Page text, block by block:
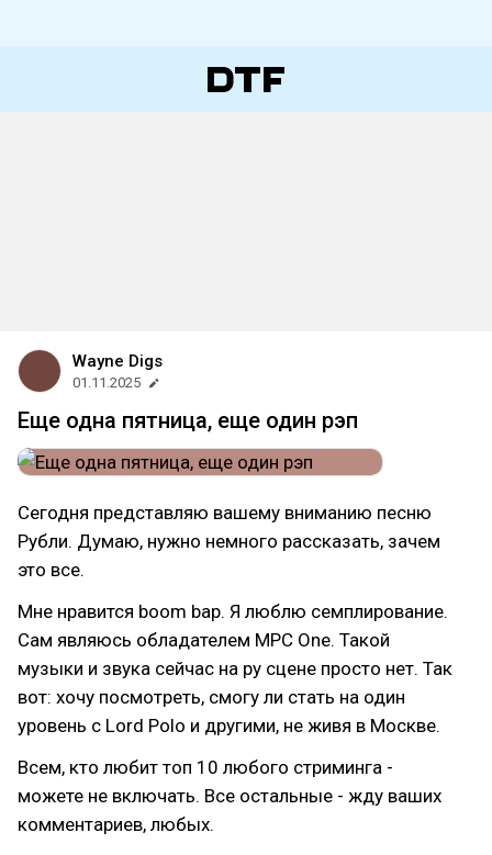
Wayne Digs
01.11.2025
Еще одна пятница, еще один рэп
Сегодня представляю вашему вниманию песню
Рубли. Думаю, нужно немного рассказать, зачем
это все.
Мне нравится boom bap. Я люблю семплирование.
Сам являюсь обладателем MPC One. Такой
музыки и звука сейчас на ру сцене просто нет. Так
вот: хочу посмотреть, смогу ли стать на один
уровень с Lord Polo и другими, не живя в Москве.
Всем, кто любит топ 10 любого стриминга -
можете не включать. Все остальные - жду ваших
комментариев, любых.